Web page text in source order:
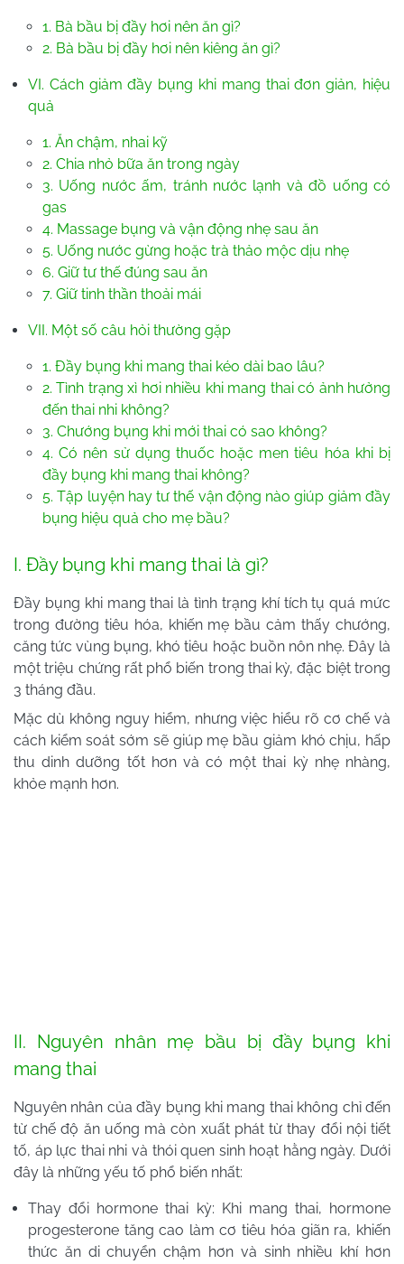
1. Bà bầu bị đầy hơi nên ăn gì?
2. Bà bầu bị đầy hơi nên kiêng ăn gì?
VI. Cách giảm đầy bụng khi mang thai đơn giản, hiệu
quả
1. Ăn chậm, nhai kỹ
2. Chia nhỏ bữa ăn trong ngày
3. Uống nước ấm, tránh nước lạnh và đồ uống có
gas
4. Massage bụng và vận động nhẹ sau ăn
5. Uống nước gừng hoặc trà thảo mộc dịu nhẹ
6. Giữ tư thế đúng sau ăn
7. Giữ tinh thần thoải mái
VII. Một số câu hỏi thường gặp
1. Đầy bụng khi mang thai kéo dài bao lâu?
2. Tình trạng xì hơi nhiều khi mang thai có ảnh hưởng
đến thai nhi không?
3. Chướng bụng khi mới thai có sao không?
4. Có nên sử dụng thuốc hoặc men tiêu hóa khi bị
đầy bụng khi mang thai không?
5. Tập luyện hay tư thế vận động nào giúp giảm đầy
bụng hiệu quả cho mẹ bầu?
I. Đầy bụng khi mang thai là gì?
Đầy bụng khi mang thai là tình trạng khí tích tụ quá mức
trong đường tiêu hóa, khiến mẹ bầu cảm thấy chướng,
căng tức vùng bụng, khó tiêu hoặc buồn nôn nhẹ. Đây là
một triệu chứng rất phổ biến trong thai kỳ, đặc biệt trong
3 tháng đầu.
Mặc dù không nguy hiểm, nhưng việc hiểu rõ cơ chế và
cách kiểm soát sớm sẽ giúp mẹ bầu giảm khó chịu, hấp
thu dinh dưỡng tốt hơn và có một thai kỳ nhẹ nhàng,
khỏe mạnh hơn.
II. Nguyên nhân mẹ bầu bị đầy bụng khi
mang thai
Nguyên nhân của đầy bụng khi mang thai không chỉ đến
từ chế độ ăn uống mà còn xuất phát từ thay đổi nội tiết
tố, áp lực thai nhi và thói quen sinh hoạt hằng ngày. Dưới
đây là những yếu tố phổ biến nhất:
Thay đổi hormone thai kỳ: Khi mang thai, hormone
progesterone tăng cao làm cơ tiêu hóa giãn ra, khiến
thức ăn di chuyển chậm hơn và sinh nhiều khí hơn